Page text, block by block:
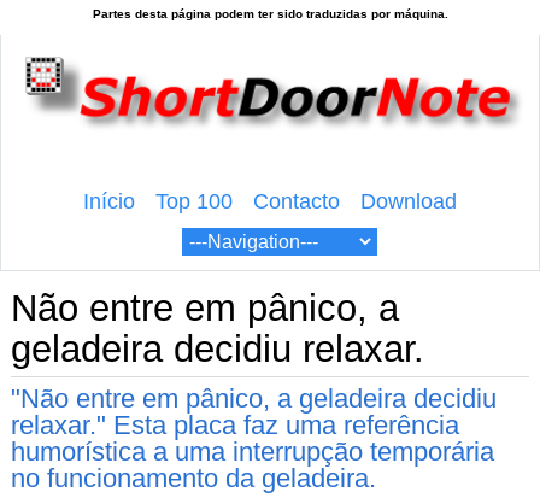
Início Top 100 Contacto Download
Não entre em pânico, a
geladeira decidiu relaxar.
"Não entre em pânico, a geladeira decidiu
relaxar." Esta placa faz uma referência
humorística a uma interrupção temporária
no funcionamento da geladeira.